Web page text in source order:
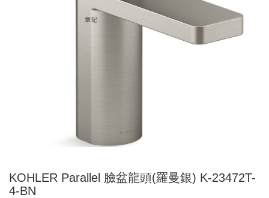
KOHLER Parallel 臉盆龍頭(羅曼銀) K-23472T-
4-BN